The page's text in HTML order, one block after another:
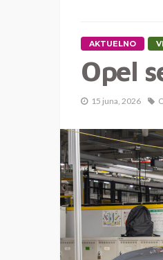
AKTUELNO
Opel
15 juna, 2026